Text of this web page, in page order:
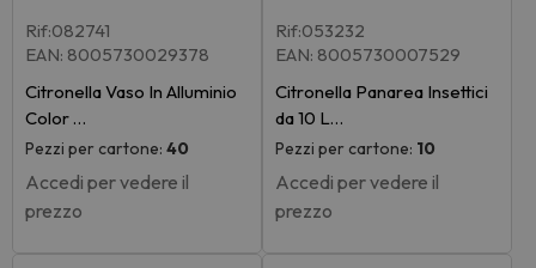
Rif:082741
EAN: 8005730029378
Citronella Vaso In Alluminio
Color …
Pezzi per cartone: 40
Accedi per vedere il
prezzo
Rif:053232
EAN: 8005730007529
Citronella Panarea Insettici
da 10 L…
Pezzi per cartone: 10
Accedi per vedere il
prezzo